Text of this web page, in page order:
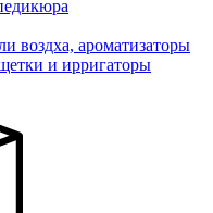
воздха, ароматизаторы
и ирригаторы